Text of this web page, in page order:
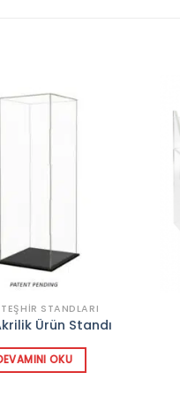
STANDLARI
Ürün Standı
OKU